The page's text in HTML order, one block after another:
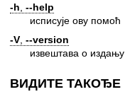
-h --help
исписује ову помоћ
-V --version
извештава о издању
ВИДИТЕ ТАКОЂЕ